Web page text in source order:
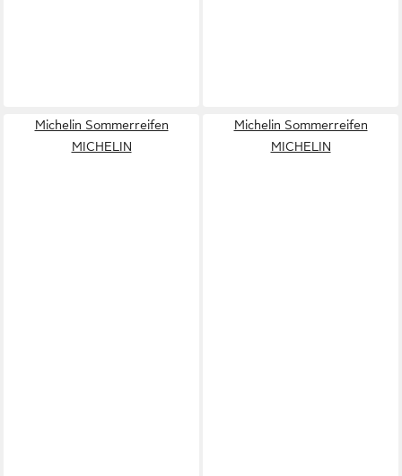
Michelin Sommerreifen
MICHELIN
Michelin Sommerreifen
MICHELIN